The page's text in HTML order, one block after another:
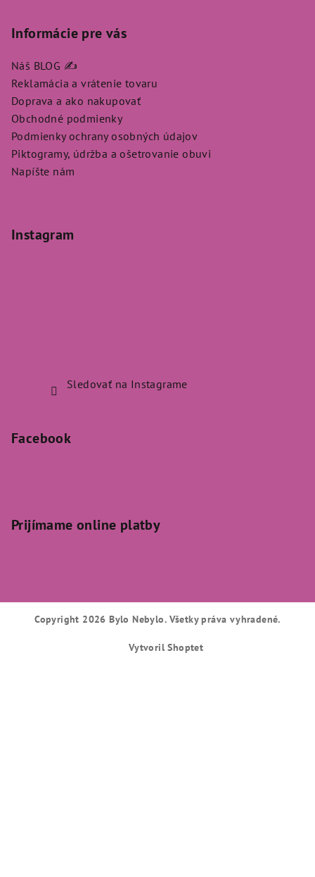
Informácie pre vás
Náš BLOG ✍️
Reklamácia a vrátenie tovaru
Doprava a ako nakupovať
Obchodné podmienky
Podmienky ochrany osobných údajov
Piktogramy, údržba a ošetrovanie obuvi
Napíšte nám
Instagram
Sledovať na Instagrame
Facebook
Prijímame online platby
Copyright 2026 Bylo Nebylo. Všetky práva vyhradené.
Vytvoril Shoptet